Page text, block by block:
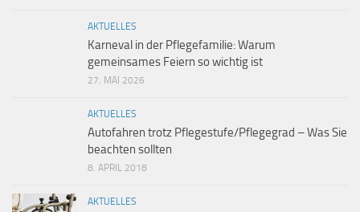
AKTUELLES
Karneval in der Pflegefamilie: Warum
gemeinsames Feiern so wichtig ist
27. MAI 2026
AKTUELLES
Autofahren trotz Pflegestufe/Pflegegrad – Was Sie
beachten sollten
8. APRIL 2018
AKTUELLES